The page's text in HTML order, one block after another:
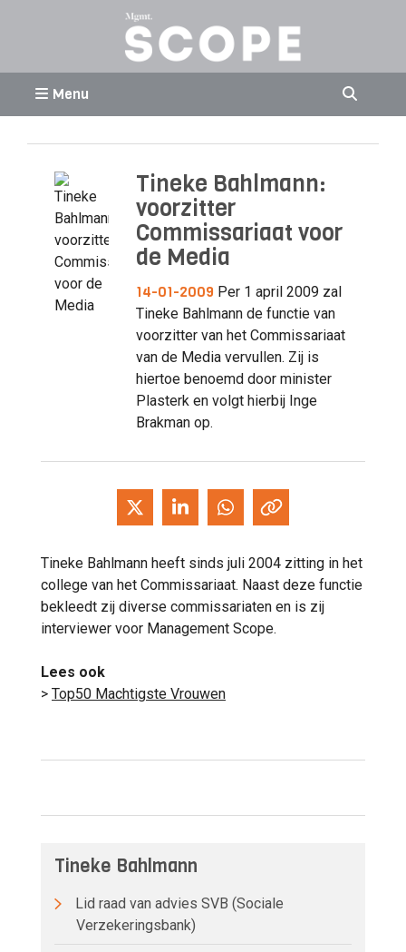
Menu
Tineke Bahlmann:
voorzitter
Commissariaat voor
de Media
14-01-2009 Per 1 april 2009 zal
Tineke Bahlmann de functie van
voorzitter van het Commissariaat
van de Media vervullen. Zij is
hiertoe benoemd door minister
Plasterk en volgt hierbij Inge
Brakman op.
Tineke Bahlmann heeft sinds juli 2004 zitting in het
college van het Commissariaat. Naast deze functie
bekleedt zij diverse commissariaten en is zij
interviewer voor Management Scope.
Lees ook
> Top50 Machtigste Vrouwen
Tineke Bahlmann
Lid raad van advies SVB (Sociale
Verzekeringsbank)